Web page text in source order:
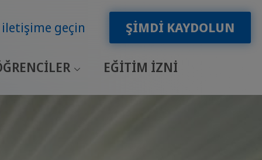
geçin ŞIMDI KAYDOLUN
EĞITIM IZNI